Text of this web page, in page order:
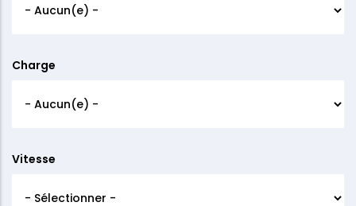
Charge
Vitesse